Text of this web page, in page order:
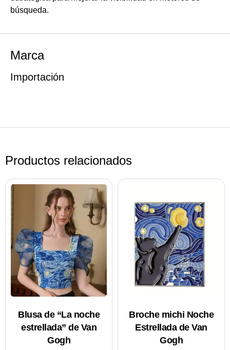
búsqueda.
Marca
Importación
Productos relacionados
Blusa de “La noche
estrellada” de Van
Gogh
Broche michi Noche
Estrellada de Van
Gogh